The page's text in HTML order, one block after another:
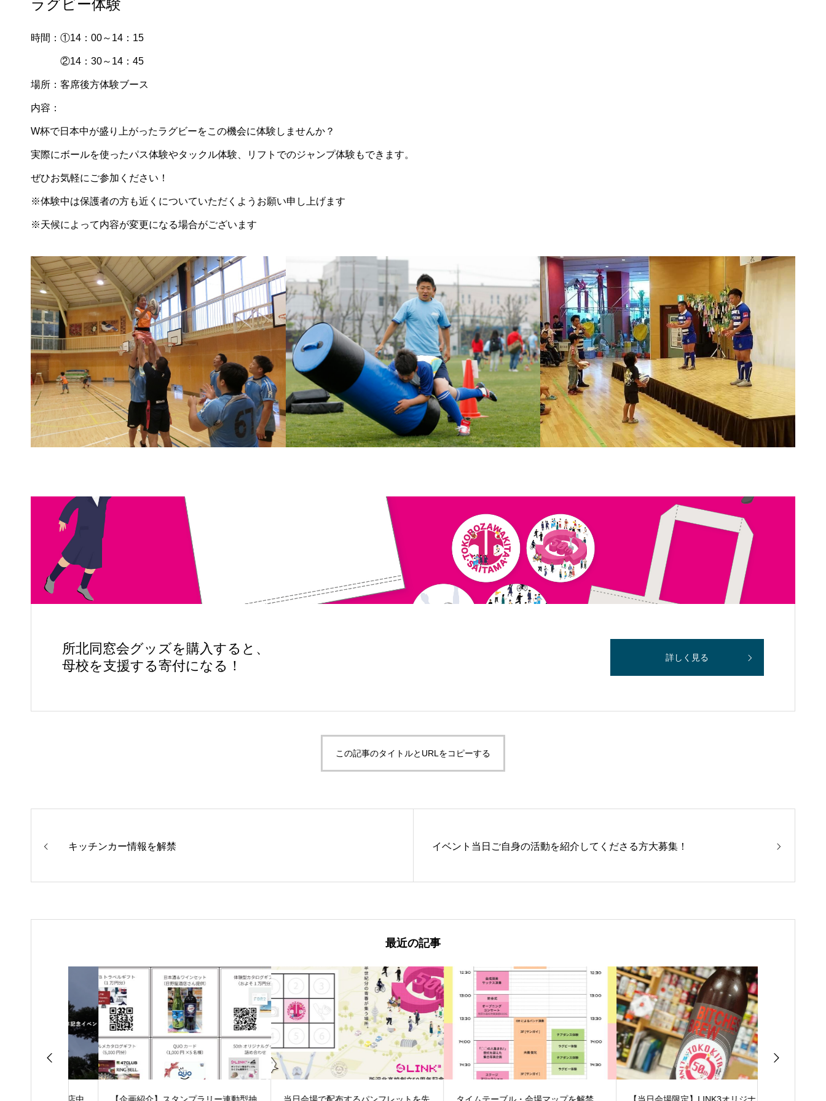
ラグビー体験
時間：①14：00～14：15
②14：30～14：45
場所：客席後方体験ブース
内容：
W杯で日本中が盛り上がったラグビーをこの機会に体験しませんか？
実際にボールを使ったパス体験やタックル体験、リフトでのジャンプ体験もできます。
ぜひお気軽にご参加ください！
※体験中は保護者の方も近くについていただくようお願い申し上げます
※天候によって内容が変更になる場合がございます
所北同窓会グッズを購入すると、
母校を支援する寄付になる！
詳しく見る
この記事のタイトルとURLをコピーする
キッチンカー情報を解禁 イベント当日ご自身の活動を紹介してくださる方大募集！
最近の記事